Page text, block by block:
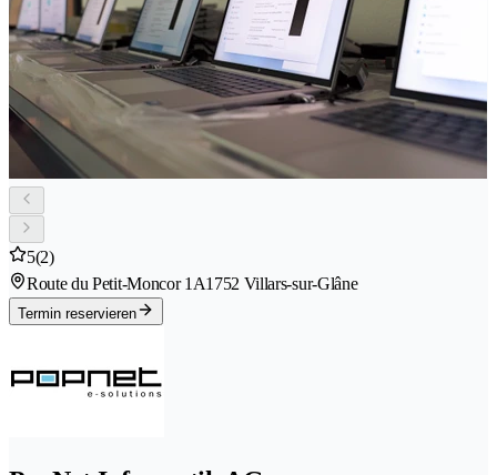
5(2)
Route du Petit-Moncor 1A1752 Villars-sur-Glâne
Termin reservieren